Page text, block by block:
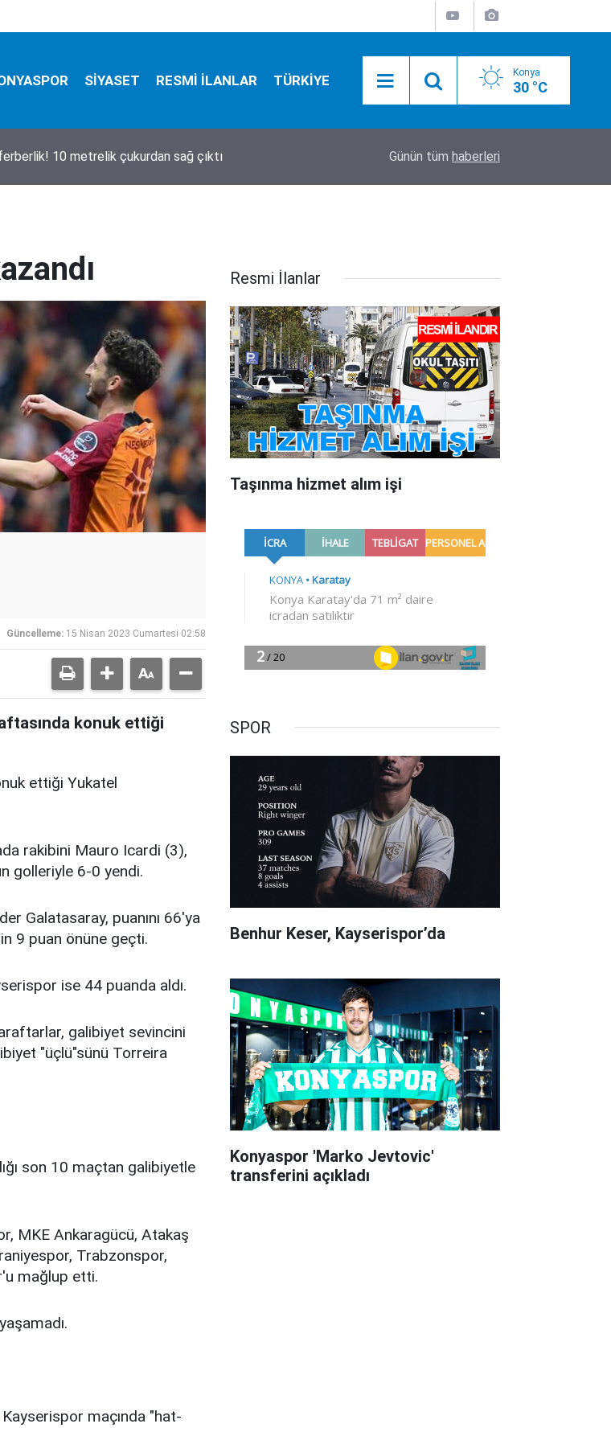
SİYASET RESMİ İLANLAR TÜRKİYE Konya
30 °C
10 metrelik çukurdan sağ çıktı Gazze’den yürek yakan haber! Can kaybı 73
Günün tüm haberleri
Güncelleme: 15 Nisan 2023 Cumartesi 02:58
konuk ettiği
ettiği Yukatel
rakibini Mauro Icardi (3),
golleriyle 6-0 yendi.
Galatasaray, puanını 66'ya
9 puan önüne geçti.
ise 44 puanda aldı.
galibiyet sevincini
"üçlü"sünü Torreira
son 10 maçtan galibiyetle
MKE Ankaragücü, Atakaş
Trabzonspor,
mağlup etti.
maçında "hat-
Resmi İlanlar
Taşınma hizmet alım işi
SPOR
Benhur Keser, Kayserispor’da
Konyaspor 'Marko Jevtovic'
transferini açıkladı